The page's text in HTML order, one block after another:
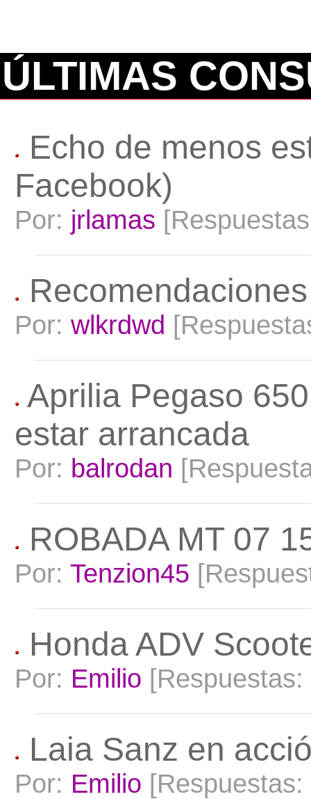
ÚLTIMAS
Echo de menos
Facebook)
Por: jrlamas
Por: wlkrdwd
Aprilia Pegaso
estar arrancada
Por: balrodan
ROBADA MT 07
Por: Tenzion45
Honda ADV
Por: Emilio [Respuestas:
Laia Sanz en
Por: Emilio [Respuestas: